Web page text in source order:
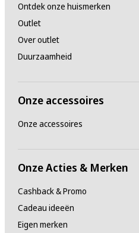
Ontdek onze huismerken
Outlet
Over outlet
Duurzaamheid
Onze accessoires
Onze accessoires
Onze Acties & Merken
Cashback & Promo
Cadeau ideeën
Eigen merken